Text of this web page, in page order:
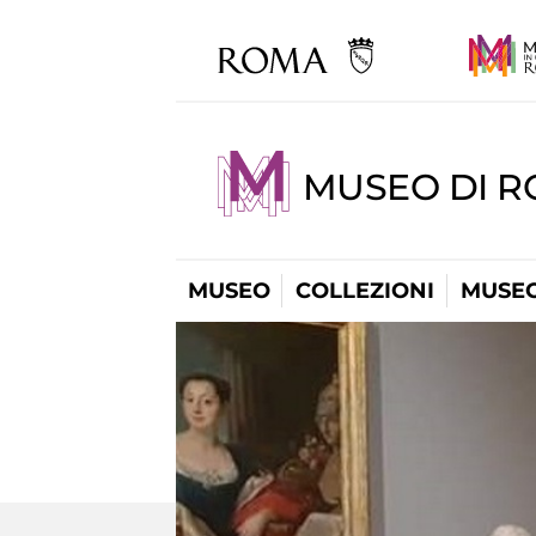
MUSEO DI
MUSEO COLLEZIONI